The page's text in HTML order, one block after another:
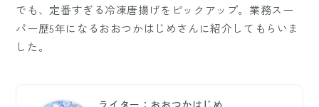
でも、定番すぎる冷凍唐揚げをピックアップ。業務スー
パー歴5年になるおおつかはじめさんに紹介してもらいま
した。
ライター：おおつかはじめ